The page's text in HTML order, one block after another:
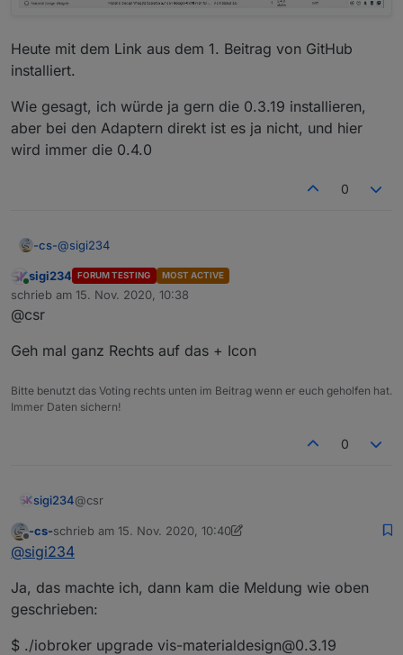
Heute mit dem Link aus dem 1. Beitrag von GitHub
installiert.
Wie gesagt, ich würde ja gern die 0.3.19 installieren,
aber bei den Adaptern direkt ist es ja nicht, und hier
wird immer die 0.4.0
0
-cs-@sigi234
Aktiver Verwahrungsort
bei den Adaptern direkt ist es ja nicht, und hier wird
immer die 0.4.0
Online
sigi234 FORUM TESTING MOST ACTIVE
schrieb am 15. Nov. 2020, 10:38
zuletzt editiert von
@csr
Geh mal ganz Rechts auf das + Icon
Bitte benutzt das Voting rechts unten im Beitrag wenn er euch geholfen hat.
Immer Daten sichern!
0
sigi234@csr
Geh mal ganz Rechts auf das + Icon
Offline
-cs-schrieb am 15. Nov. 2020, 10:40
zuletzt editiert von -cs-
@sigi234
Ja, das machte ich, dann kam die Meldung wie oben
geschrieben:
$ ./iobroker upgrade vis-materialdesign@0.3.19